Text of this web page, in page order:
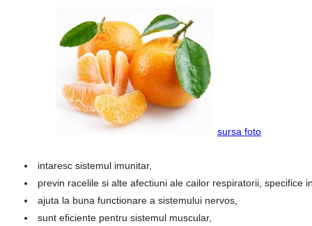
sursa foto
intaresc sistemul imunitar,
previn racelile si alte afectiuni ale cailor respiratorii, specifice
ajuta la buna functionare a sistemului nervos,
sunt eficiente pentru sistemul muscular,